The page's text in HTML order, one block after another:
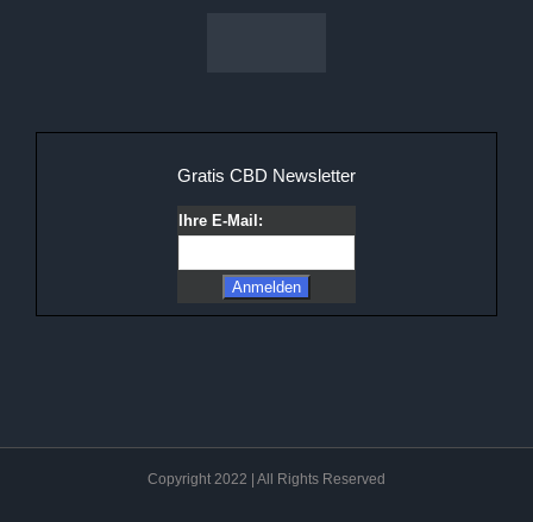
Gratis CBD Newsletter
Ihre E-Mail:
Copyright 2022 | All Rights Reserved